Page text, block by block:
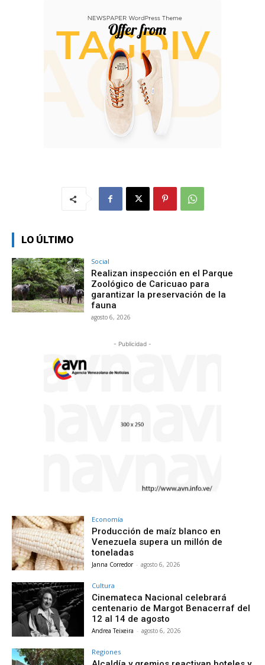
LO ÚLTIMO
Social
Realizan inspección en el Parque
Zoológico de Caricuao para
garantizar la preservación de la
fauna
agosto 6, 2026
- Publicidad -
Economía
Producción de maíz blanco en
Venezuela supera un millón de
toneladas
Janna Corredor - agosto 6, 2026
Cultura
Cinemateca Nacional celebrará
centenario de Margot Benacerraf del
12 al 14 de agosto
Andrea Teixeira - agosto 6, 2026
Regiones